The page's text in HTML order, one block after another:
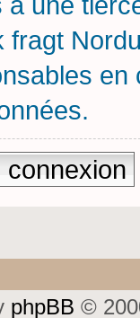
fragt
connexion
phpBB ©